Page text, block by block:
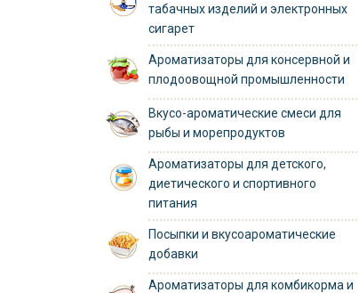
табачных изделий и электронных
сигарет
Ароматизаторы для консервной и
плодоовощной промышленности
Вкусо-ароматические смеси для
рыбы и морепродуктов
Ароматизаторы для детского,
диетического и спортивного
питания
Посыпки и вкусоароматические
добавки
Ароматизаторы для комбикорма и